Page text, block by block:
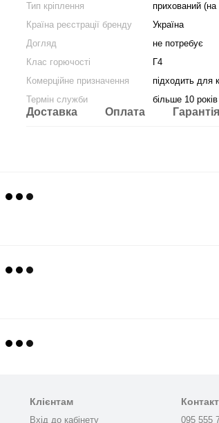
Тип кріплення
прихований (на
Країна реєстрації бренду
Україна
Догляд
не потребує
Клас горючості
Г4
Комерційне призначення
підходить для
Термін служби
більше 10 років
Доставка Оплата Гарантія
Клієнтам
Вхід до кабінету 095 555